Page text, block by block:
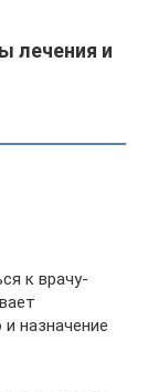
лечения и
к врачу-
назначение